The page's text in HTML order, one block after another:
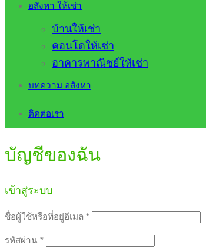
อสังหา ให้เช่า
บ้านให้เช่า
คอนโดให้เช่า
อาคารพาณิชย์ให้เช่า
บทความ อสังหา
ติดต่อเรา
บัญชีของฉัน
เข้าสู่ระบบ
ชื่อผู้ใช้หรือที่อยู่อีเมล *ต้องการ
รหัสผ่าน *ต้องการ